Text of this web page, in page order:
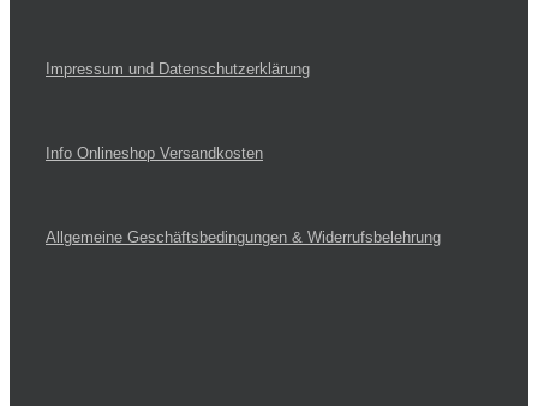
Impressum und Datenschutzerklärung
Info Onlineshop Versandkosten
Allgemeine Geschäftsbedingungen & Widerrufsbelehrung